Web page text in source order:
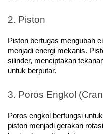
2. Piston
Piston bertugas mengubah
menjadi energi mekanis.
silinder, menciptakan
untuk berputar.
3. Poros Engkol
Poros engkol berfungsi
piston menjadi gerakan